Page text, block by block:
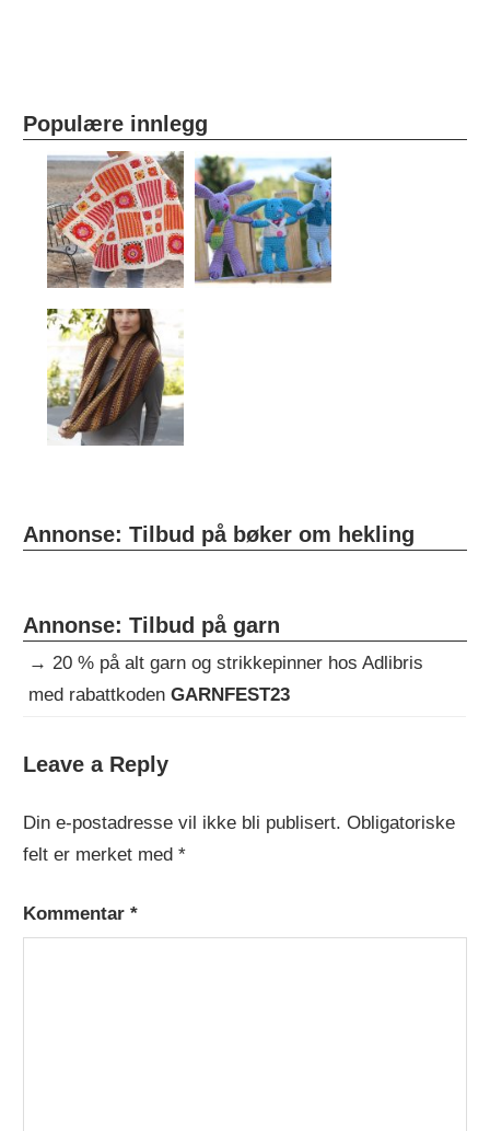
Populære innlegg
Annonse: Tilbud på bøker om hekling
Annonse: Tilbud på garn
→20 % på alt garn og strikkepinner hos Adlibris
med rabattkodenGARNFEST23
HEKLEOPPSKRIFTER
Leave a Reply
Din e-postadresse vil ikke bli publisert. Obligatoriske
felt er merket med*
Kommentar*